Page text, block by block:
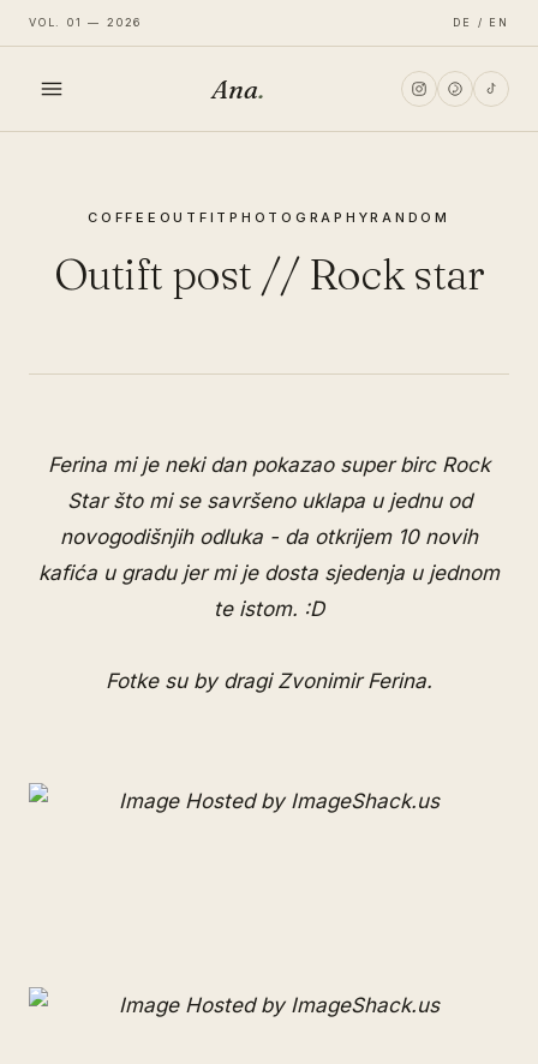
VOL. 01 — 2026 DE / EN
Ana.
COFFEE OUTFITPHOTOGRAPHYRANDOM
Outift post // Rock star
Ferina mi je neki dan pokazao super birc Rock
Star što mi se savršeno uklapa u jednu od
novogodišnjih odluka - da otkrijem 10 novih
kafića u gradu jer mi je dosta sjedenja u jednom
te istom. :D
Fotke su by dragi Zvonimir Ferina.